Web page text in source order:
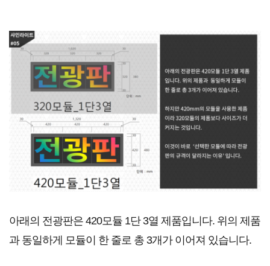
아래의 전광판은 420모듈 1단 3열 제품입니다. 위의 제품
과 동일하게 모듈이 한 줄로 총 3개가 이어져 있습니다.